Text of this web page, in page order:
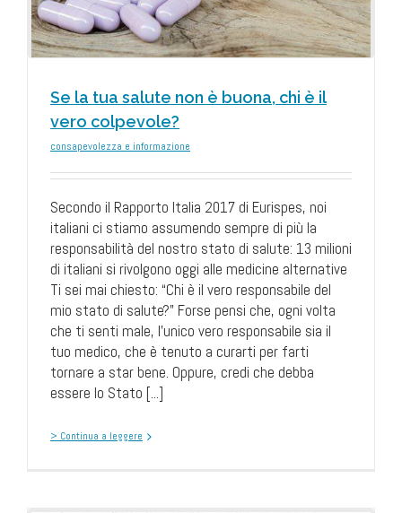
Se la tua salute non è buona, chi è il
vero colpevole?
consapevolezza e informazione
Secondo il Rapporto Italia 2017 di Eurispes, noi
italiani ci stiamo assumendo sempre di più la
responsabilità del nostro stato di salute: 13 milioni
di italiani si rivolgono oggi alle medicine alternative
Ti sei mai chiesto: “Chi è il vero responsabile del
mio stato di salute?” Forse pensi che, ogni volta
che ti senti male, l’unico vero responsabile sia il
tuo medico, che è tenuto a curarti per farti
tornare a star bene. Oppure, credi che debba
essere lo Stato [...]
> Continua a leggere